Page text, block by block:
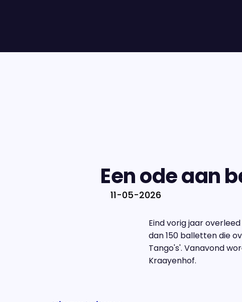
Een ode aan
11-05-2026
Eind vorig jaar
dan 150 balletten die
Tango's'. Vanavond
Kraayenhof.